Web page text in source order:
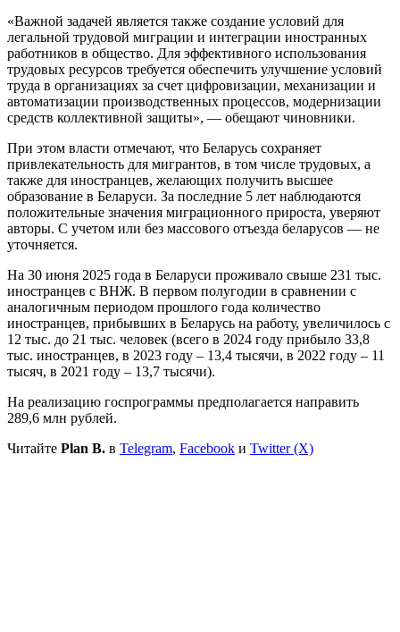
«Важной задачей является также создание условий для
легальной трудовой миграции и интеграции иностранных
работников в общество. Для эффективного использования
трудовых ресурсов требуется обеспечить улучшение условий
труда в организациях за счет цифровизации, механизации и
автоматизации производственных процессов, модернизации
средств коллективной защиты», — обещают чиновники.
При этом власти отмечают, что Беларусь сохраняет
привлекательность для мигрантов, в том числе трудовых, а
также для иностранцев, желающих получить высшее
образование в Беларуси. За последние 5 лет наблюдаются
положительные значения миграционного прироста, уверяют
авторы. С учетом или без массового отъезда беларусов — не
уточняется.
На 30 июня 2025 года в Беларуси проживало свыше 231 тыс.
иностранцев с ВНЖ. В первом полугодии в сравнении с
аналогичным периодом прошлого года количество
иностранцев, прибывших в Беларусь на работу, увеличилось с
12 тыс. до 21 тыс. человек (всего в 2024 году прибыло 33,8
тыс. иностранцев, в 2023 году – 13,4 тысячи, в 2022 году – 11
тысяч, в 2021 году – 13,7 тысячи).
На реализацию госпрограммы предполагается направить
289,6 млн рублей.
Читайте Plan B. в Telegram, Facebook и Twitter (X)